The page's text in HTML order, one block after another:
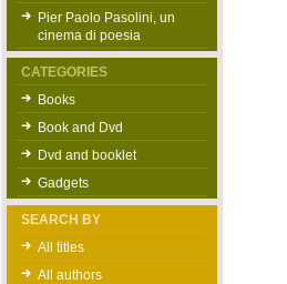
Pier Paolo Pasolini, un
cinema di poesia
CATEGORIES
Books
Book and Dvd
Dvd and booklet
Gadgets
SEARCH BY
All titles
All authors